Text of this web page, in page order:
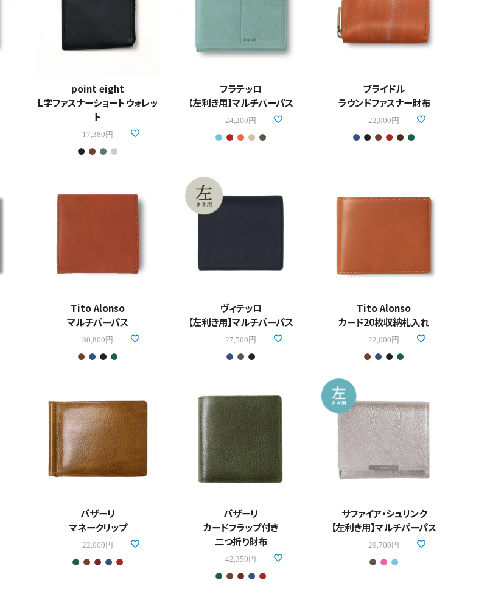
point eight
L字ファスナーショートウォレッ
ト
17,380円
フラテッロ
【左利き用】マルチパーパス
24,200円
ブライドル
ラウンドファスナー財布
22,000円
Tito Alonso
マルチパーパス
30,800円
ヴィテッロ
【左利き用】マルチパーパス
27,500円
Tito Alonso
カード20枚収納札入れ
22,000円
バザーリ
マネークリップ
22,000円
バザーリ
カードフラップ付き
二つ折り財布
42,350円
サファイア・シュリンク
【左利き用】マルチパーパス
29,700円